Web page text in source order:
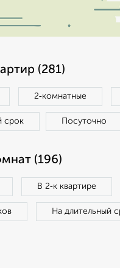
(281)
2‑комнатные
срок Посуточно
(196)
В 2‑к квартире
На длительный